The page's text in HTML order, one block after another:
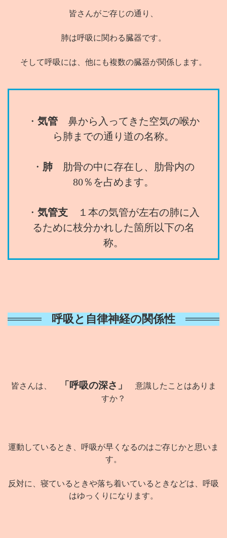
皆さんがご存じの通り、
肺は呼吸に関わる臓器です。
そして呼吸には、他にも複数の臓器が関係します。
・ 気管 鼻から入ってきた空気の喉か
ら肺までの通り道の名称。
・ 肺 肋骨の中に存在し、肋骨内の
80％を占めます。
・ 気管支 １本の気管が左右の肺に入
るために枝分かれした箇所以下の名
称。
呼吸と自律神経の関係性
皆さんは、 「呼吸の深さ」
意識したことはありま
すか？
運動しているとき、呼吸が早くなるのはご存じかと思いま
す。
反対に、寝ているときや落ち着いているときなどは、呼吸
はゆっくりになります。